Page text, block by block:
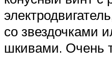
со звездочками
шкивами. Очень